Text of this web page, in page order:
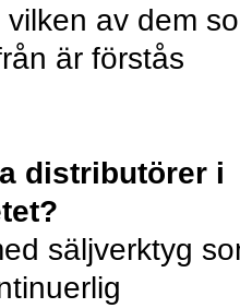
av dem
är förstås
distributörer i
säljverktyg